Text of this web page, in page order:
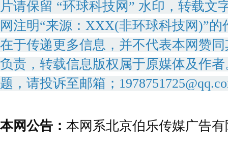
片请保留 “环球科技网” 水印，转载文
网注明“来源：XXX(非环球科技网)”
在于传递更多信息，并不代表本网赞
负责，转载信息版权属于原媒体及作
题，请投诉至邮箱；
本网公告： 本网系北京伯乐传媒广告